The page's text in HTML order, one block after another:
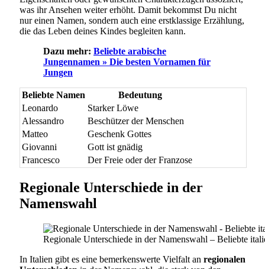
was ihr Ansehen weiter erhöht. Damit bekommst Du nicht
nur einen Namen, sondern auch eine erstklassige Erzählung,
die das Leben deines Kindes begleiten kann.
Dazu mehr: Beliebte arabische
Jungennamen » Die besten Vornamen für
Jungen
Beliebte Namen
Bedeutung
Leonardo
Starker Löwe
Alessandro
Beschützer der Menschen
Matteo
Geschenk Gottes
Giovanni
Gott ist gnädig
Francesco
Der Freie oder der Franzose
Regionale Unterschiede in der
Namenswahl
Regionale Unterschiede in der Namenswahl – Beliebte
In Italien gibt es eine bemerkenswerte Vielfalt an regionalen